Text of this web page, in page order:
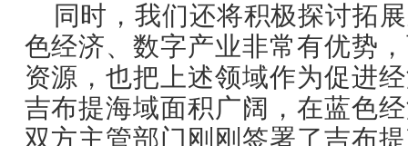
同时，我们还将积极探讨拓
色经济、数字产业非常有优势
资源，也把上述领域作为促进
吉布提海域面积广阔，在蓝色
双方主管部门刚刚签署了吉布